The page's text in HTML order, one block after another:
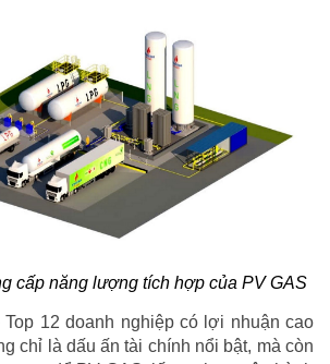
cấp năng lượng tích hợp của PV GAS
12 doanh nghiệp có lợi nhuận cao
chỉ là dấu ấn tài chính nổi bật, mà còn